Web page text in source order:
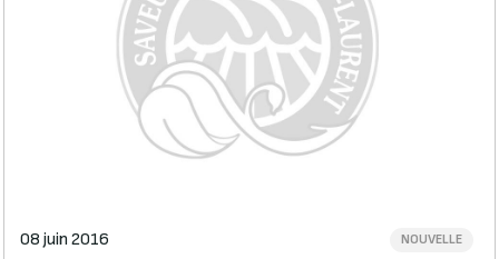
08 juin 2016 NOUVELLE